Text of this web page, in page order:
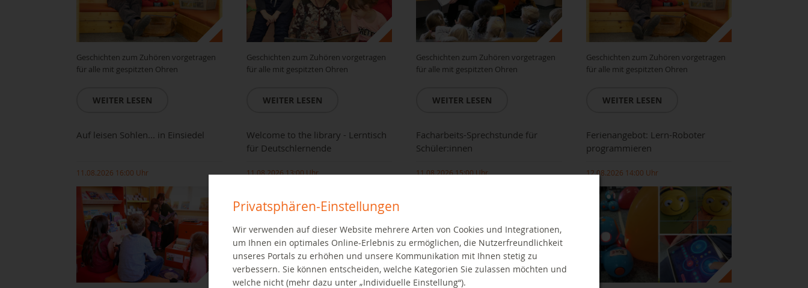
Geschichten zum Zuhören vorgetragen
für alle mit gespitzten Ohren
WEITER LESEN
Geschichten zum Zuhören vorgetragen
für alle mit gespitzten Ohren
WEITER LESEN
Geschichten zum Zuhören vorgetragen
für alle mit gespitzten Ohren
WEITER LESEN
Geschichten zum Zuhören vorgetragen
für alle mit gespitzten Ohren
WEITER LESEN
Auf leisen Sohlen... in Einsiedel
11.08.2026 16:00 Uhr
Welcome to the library - Lerntisch
für Deutschlernende
11.08.2026 13:00 Uhr
Facharbeits-Sprechstunde für
Schüler:innen
11.08.2026 15:00 Uhr
Ferienangebot: Lern-Roboter
programmieren
12.08.2026 14:00 Uhr
Privatsphären-Einstellungen
Wir verwenden auf dieser Website mehrere Arten von Cookies und Integrationen,
um Ihnen ein optimales Online-Erlebnis zu ermöglichen, die Nutzerfreundlichkeit
unseres Portals zu erhöhen und unsere Kommunikation mit Ihnen stetig zu
verbessern. Sie können entscheiden, welche Kategorien Sie zulassen möchten und
welche nicht (mehr dazu unter „Individuelle Einstellung“).